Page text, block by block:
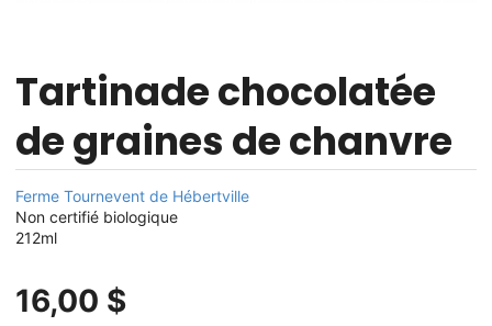
Tartinade chocolatée
de graines de chanvre
Ferme Tournevent de Hébertville
Non certifié biologique
212ml
16,00 $